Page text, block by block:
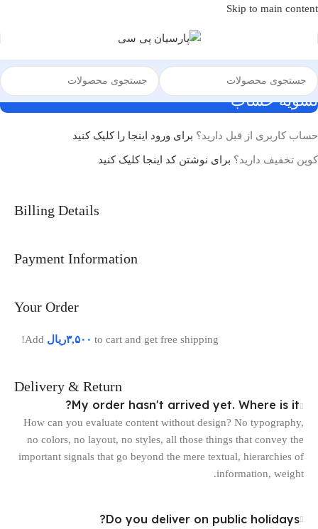
Skip to main content
تسویه حساب
حساب کاربری از قبل دارید؟ برای ورود اینجا را کلیک کنید
کوپن تخفیف دارید؟ برای نوشتن کد اینجا کلیک کنید
Billing Details
Payment Information
Your Order
Add ۳,۵۰۰ریال to cart and get free shipping!
Delivery & Return
My order hasn't arrived yet. Where is it?
How can you evaluate content without design? No typography,
no colors, no layout, no styles, all those things that convey the
important signals that go beyond the mere textual, hierarchies of
information, weight.
Do you deliver on public holidays?